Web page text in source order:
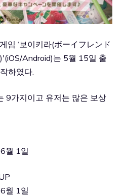
임 ‘보이키라(ボーイフレンド
Android)는 5월 15일 출
하였다.
9가지이고 유저는 많은 보상
월 1일
월 1일